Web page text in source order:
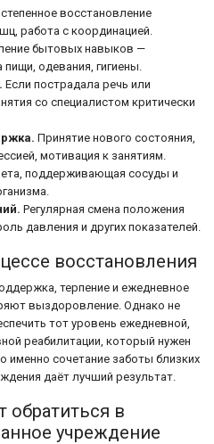
восстановление
работа с координацией.
бытовых навыков —
одевания, гигиены.
Если пострадала речь или
со специалистом критически
Принятие нового состояния,
мотивация к занятиям.
поддерживающая сосуды и
Регулярная смена положения
давления и других показателей.
восстановления
терпение и ежедневное
выздоровление. Однако не
тот уровень ежедневной,
реабилитации, который нужен
именно сочетание заботы близких
даёт лучший результат.
обратиться в
учреждение